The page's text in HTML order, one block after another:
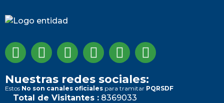
Nuestras redes sociales:
Estos No son canales oficiales para tramitar PQRSDF
Total de Visitantes : 8369033